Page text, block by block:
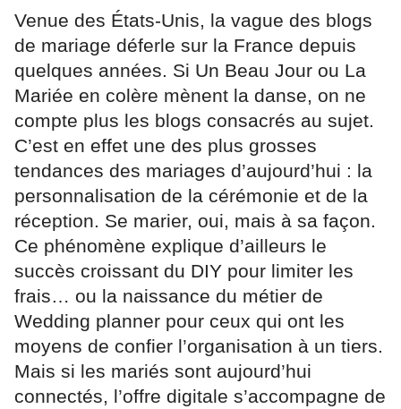
Venue des États-Unis, la vague des blogs
de mariage déferle sur la France depuis
quelques années. Si Un Beau Jour ou La
Mariée en colère mènent la danse, on ne
compte plus les blogs consacrés au sujet.
C’est en effet une des plus grosses
tendances des mariages d’aujourd’hui : la
personnalisation de la cérémonie et de la
réception. Se marier, oui, mais à sa façon.
Ce phénomène explique d’ailleurs le
succès croissant du DIY pour limiter les
frais… ou la naissance du métier de
Wedding planner pour ceux qui ont les
moyens de confier l’organisation à un tiers.
Mais si les mariés sont aujourd’hui
connectés, l’offre digitale s’accompagne de